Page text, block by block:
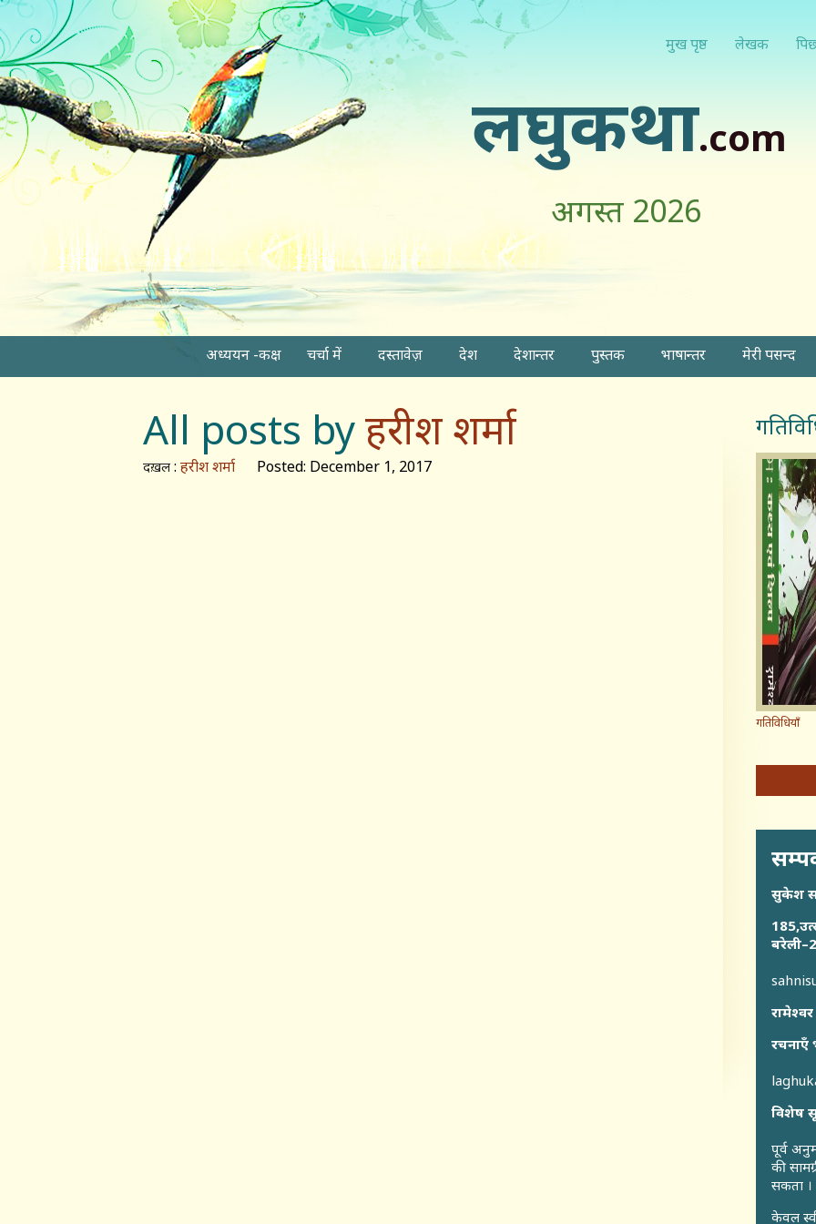
मुख पृष्ठ लेखक
लघुकथा.com
अगस्त 2026
अध्ययन -कक्ष चर्चा में दस्तावेज़ देश देशान्तर पुस्तक भाषान्तर मेरी पसन्द
All posts byहरीश शर्मा
दख़ल : हरीश शर्मा Posted: December 1, 2017
गतिविधियाँ
सुकेश
विशेष
पूर्व
की
सकता ।
केवल